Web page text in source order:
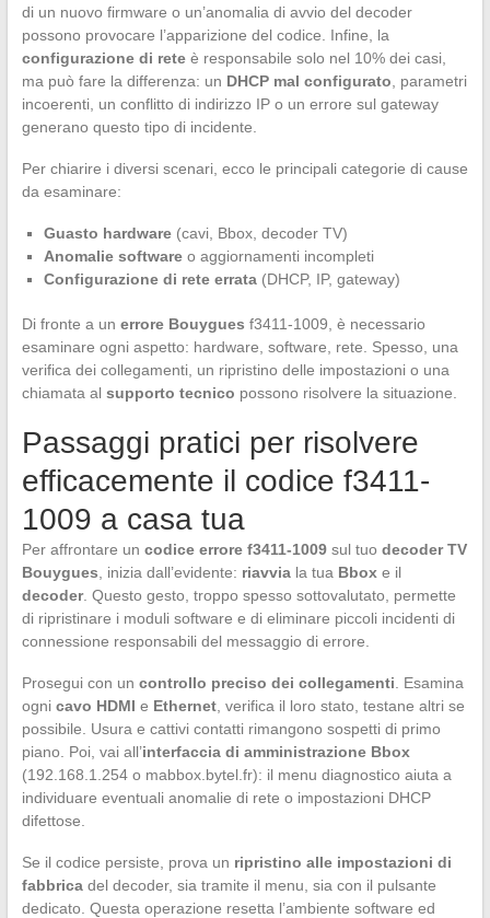
di un nuovo firmware o un’anomalia di avvio del decoder
possono provocare l’apparizione del codice. Infine, la
configurazione di reteè responsabile solo nel 10% dei casi,
ma può fare la differenza: un DHCP mal configurato , parametri
incoerenti, un conflitto di indirizzo IP o un errore sul gateway
generano questo tipo di incidente.
Per chiarire i diversi scenari, ecco le principali categorie di cause
da esaminare:
Guasto hardware(cavi, Bbox, decoder TV)
Anomalie softwareo aggiornamenti incompleti
Configurazione di rete errata(DHCP, IP, gateway)
Di fronte a un errore Bouygues f3411-1009, è necessario
esaminare ogni aspetto: hardware, software, rete. Spesso, una
verifica dei collegamenti, un ripristino delle impostazioni o una
chiamata al supporto tecnico possono risolvere la situazione.
Passaggi pratici per risolvere
efficacemente il codice f3411-
1009 a casa tua
Per affrontare un codice errore f3411-1009sul tuo decoder TV
Bouygues , inizia dall’evidente: riavviala tua Bboxe il
decoder. Questo gesto, troppo spesso sottovalutato, permette
di ripristinare i moduli software e di eliminare piccoli incidenti di
connessione responsabili del messaggio di errore.
Prosegui con un controllo preciso dei collegamenti . Esamina
ogni cavo HDMI e Ethernet, verifica il loro stato, testane altri se
possibile. Usura e cattivi contatti rimangono sospetti di primo
piano. Poi, vai all’interfaccia di amministrazione Bbox
(192.168.1.254 o mabbox.bytel.fr): il menu diagnostico aiuta a
individuare eventuali anomalie di rete o impostazioni DHCP
difettose.
Se il codice persiste, prova un ripristino alle impostazioni di
fabbricadel decoder, sia tramite il menu, sia con il pulsante
dedicato. Questa operazione resetta l’ambiente software ed